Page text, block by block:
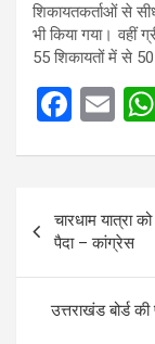
शिकायतकर्ताओं से
भी किया गया।
55 शिकायतों में से 50
F
b
o
o
k
E
navigation
चारधाम यात्रा
पैदा – कांग्रेस
उत्तराखंड बोर्ड